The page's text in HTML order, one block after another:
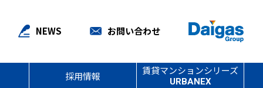
NEWS お問い合わせ
採用情報 賃貸マンションシリーズ
URBANEX